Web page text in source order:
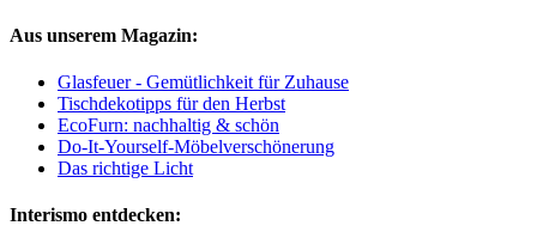
Aus unserem Magazin:
Glasfeuer - Gemütlichkeit für Zuhause
Tischdekotipps für den Herbst
EcoFurn: nachhaltig & schön
Do-It-Yourself-Möbelverschönerung
Das richtige Licht
Interismo entdecken: